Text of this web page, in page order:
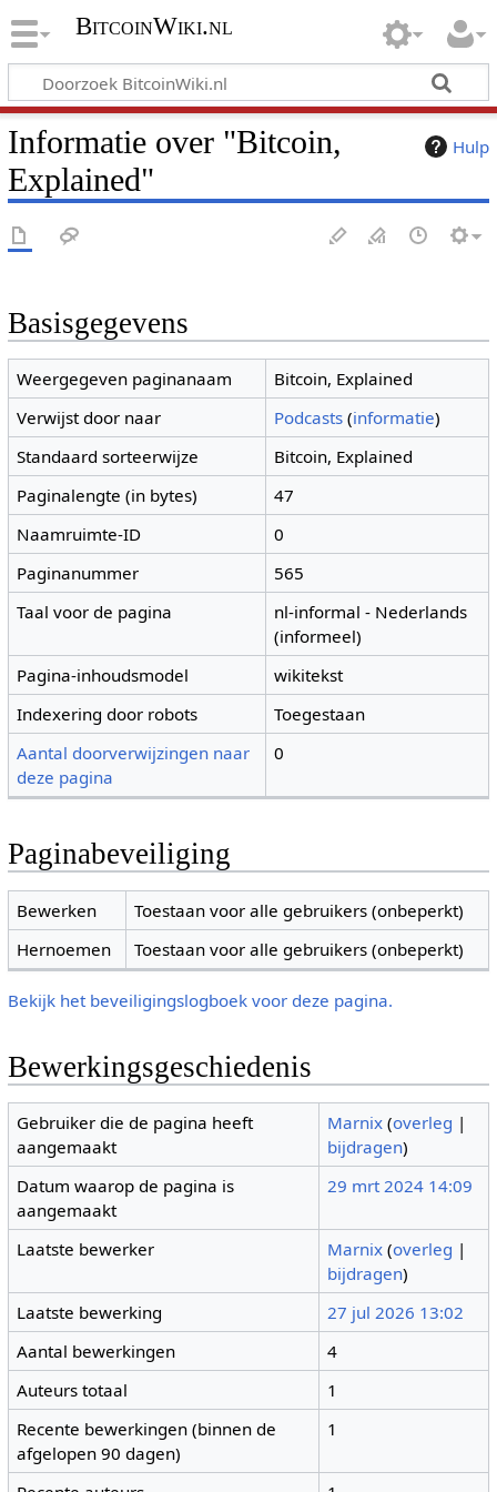
BitcoinWiki.nl
Hulp
Informatie over "Bitcoin,
Explained"
Basisgegevens
Weergegeven paginanaam
Bitcoin, Explained
Verwijst door naar
Podcasts (informatie)
Standaard sorteerwijze
Bitcoin, Explained
Paginalengte (in bytes)
47
Naamruimte-ID
0
Paginanummer
565
Taal voor de pagina
nl-informal - Nederlands
(informeel)
Pagina-inhoudsmodel
wikitekst
Indexering door robots
Toegestaan
Aantal doorverwijzingen naar
deze pagina
0
Paginabeveiliging
Bewerken
Toestaan voor alle gebruikers (onbeperkt)
Hernoemen
Toestaan voor alle gebruikers (onbeperkt)
Bekijk het beveiligingslogboek voor deze pagina.
Bewerkingsgeschiedenis
Gebruiker die de pagina heeft
aangemaakt
Marnix (overleg |
bijdragen)
Datum waarop de pagina is
aangemaakt
29 mrt 2024 14:09
Laatste bewerker Marnix (overleg |
bijdragen)
Laatste bewerking
27 jul 2026 13:02
Aantal bewerkingen
4
Auteurs totaal
1
Recente bewerkingen (binnen de
afgelopen 90 dagen)
1